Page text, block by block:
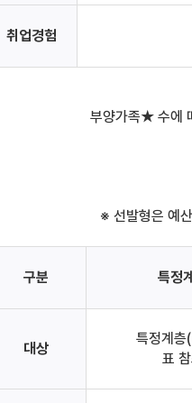
취업경험
부양가족★ 수에
※ 선발형은 예
구분 특정
대상
특정계층
표